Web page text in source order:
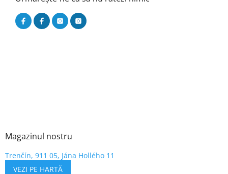
Magazinul nostru
Trenčín, 911 05, Jána Hollého 11
VEZI PE HARTĂ